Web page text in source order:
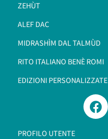
ZEHÙT
ALEF DAC
MIDRASHÌM DAL TALMÙD
RITO ITALIANO BENÈ ROMI​
EDIZIONI PERSONALIZZATE
PROFILO UTENTE